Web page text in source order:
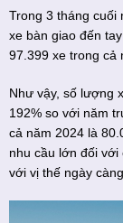
Trong 3 tháng cuối
xe bàn giao đến
97.399 xe trong cả
Như vậy, số lượng
192% so với năm
cả năm 2024 là
nhu cầu lớn đối với
với vị thế ngày